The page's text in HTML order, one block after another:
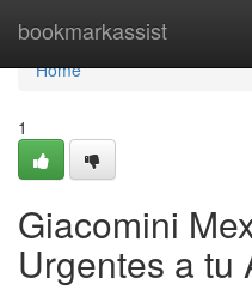
bookmarkassist
Home
Home
1
Giacomini
Urgentes a tu